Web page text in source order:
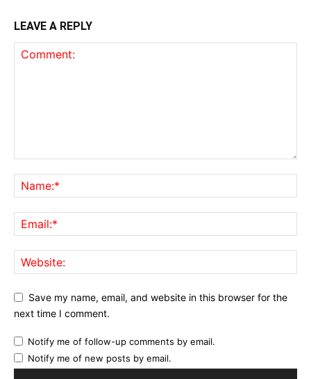
LEAVE A REPLY
Save my name, email, and website in this browser for the
next time I comment.
Notify me of follow-up comments by email.
Notify me of new posts by email.